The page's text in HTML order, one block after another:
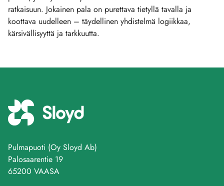
ratkaisuun. Jokainen pala on purettava tietyllä tavalla ja
koottava uudelleen – täydellinen yhdistelmä logiikkaa,
kärsivällisyyttä ja tarkkuutta.
Pulmapuoti (Oy Sloyd Ab)
Palosaarentie 19
65200 VAASA